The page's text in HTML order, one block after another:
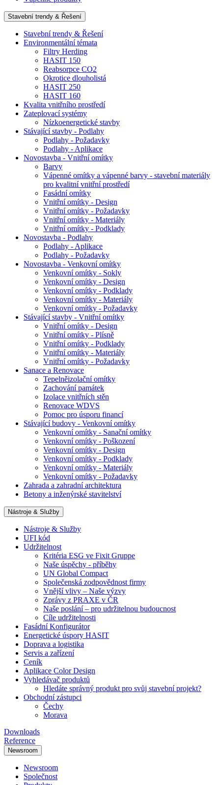
Stavební trendy & Řešení
Stavební trendy & Řešení
Environmentální témata
Filtry Herding
HASIT 150
Reabsorpce CO2
Okrotice dlouholistá
HASIT 250
HASIT 160
Kvalita vnitřního prostředí
Zateplovací systémy
Nízkoenergetické stavby
Stávající stavby - Podlahy
Podlahy - Požadavky
Podlahy - Aplikace
Novostavba - Vnitřní omítky
Barvy
Vápenné omítky a vápenné barvy - stavební materiály
pro kvalitní vnitřní prostředí
Fasádní omítky
Vnitřní omítky - Design
Vnitřní omítky - Požadavky
Vnitřní omítky - Materiály
Vnitřní omítky - Podklady
Novostavba - Podlahy
Podlahy - Aplikace
Podlahy - Požadavky
Novostavba - Venkovní omítky
Venkovní omítky - Sokly
Venkovní omítky - Design
Venkovní omítky - Podklady
Venkovní omítky - Materiály
Venkovní omítky - Požadavky
Stávající stavby - Vnitřní omítky
Vnitřní omítky - Design
Vnitřní omítky - Plísně
Vnitřní omítky - Podklady
Vnitřní omítky - Materiály
Vnitřní omítky - Požadavky
Sanace a Renovace
Tepelněizolační omítky
Zachování památek
Izolace vnitřních stěn
Renovace WDVS
Pomoc pro úsporu financí
Stávající budovy - Venkovní omítky
Venkovní omítky - Sanační omítky
Venkovní omítky - Poškození
Venkovní omítky - Design
Venkovní omítky - Podklady
Venkovní omítky - Materiály
Venkovní omítky - Požadavky
Zahrada a zahradní architektura
Betony a inženýrské stavitelství
Nástroje & Služby
Nástroje & Služby
UFI kód
Udržitelnost
Kritéria ESG ve Fixit Gruppe
Naše úspěchy - příběhy
UN Global Compact
Společenská zodpovědnost firmy
Vnější vlivy – Naše výzvy
Zprávy z PRAXE v ČR
Naše poslání – pro udržitelnou budoucnost
Cíle udržitelnosti
Fasádní Konfigurátor
Energetické úspory HASIT
Doprava a logistika
Servis a zařízení
Ceník
Aplikace Color Design
Vyhledávač produktů
Hledáte správný produkt pro svůj stavební projekt?
Obchodní zástupci
Čechy
Morava
Downloads
Reference
Newsroom
Newsroom
Společnost